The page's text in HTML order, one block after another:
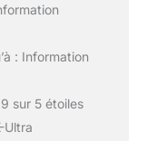
: Information
sur 5 étoiles
Ultra